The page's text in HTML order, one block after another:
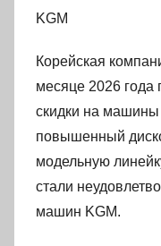
KGM
Корейская
месяце 2026 года
скидки на
повышенный
модельную
стали
машин KGM.